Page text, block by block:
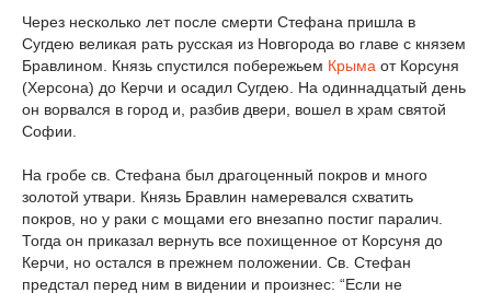
Через несколько лет после смерти Стефана пришла в
Сугдею великая рать русская из Новгорода во главе с князем
Бравлином. Князь спустился побережьем Крыма от Корсуня
(Херсона) до Керчи и осадил Сугдею. На одиннадцатый день
он ворвался в город и, разбив двери, вошел в храм святой
Софии.
На гробе св. Стефана был драгоценный покров и много
золотой утвари. Князь Бравлин намеревался схватить
покров, но у раки с мощами его внезапно постиг паралич.
Тогда он приказал вернуть все похищенное от Корсуня до
Керчи, но остался в прежнем положении. Св. Стефан
предстал перед ним в видении и произнес: “Если не